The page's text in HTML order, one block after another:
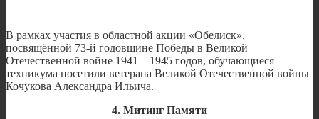
В рамках участия в областной акции «Обелиск»,
посвящённой 73-й годовщине Победы в Великой
Отечественной войне 1941 – 1945 годов, обучающиеся
техникума посетили ветерана Великой Отечественной войны
Кочукова Александра Ильича.
4. Митинг Памяти